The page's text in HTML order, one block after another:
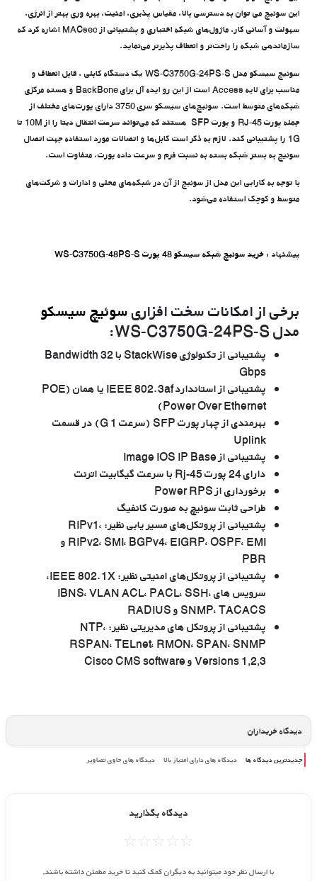
این سوئیچ می توان به دسترسی بالا، مقیاس پذیری، امنیت، بهره وری بهتر از انرژی،
سهولت و آسانی کار، ماژول‌های شبکه اختیاری و پشتیبانی از MACsec اشاره کرد که
سازماندهی شبکه را راحت‌تر و انعطاف پذیرتر می‌نماید.
سوئیچ سیسکو مدل WS-C3750G-24PS-S یک دستگاه کابلی ، قابل انعطاف و
مناسب برای لایه Access است از این رو ایده آل برای BackBone و هسته مرکزی
شبکه‌های متوسط است. سوئیچ‌های سیسکو سری 3750 دارای پورت‌های مختلف از
جمله پورت RJ-45 و پورت SFP هستند که می‌تواند سرعت انتقال دیتا را از 10M تا
1G را پشتیبانی کند. لازم به ذکر است کابل‌ها و اتصالات مورد استفاده جهت اتصال
سوئیچ به بستر شبکه بسته به نسبت فرم و سرعت داده پورت، متفاوت است.
با توجه به کارایی این مدل از سوئیچ از آن در شبکه‌های محلی و ادارات و شرکت‌های
متوسط و کوچک استفاده می‌شود.
پیشنهاد : خرید سوئیچ شبکه سیسکو 48 پورت WS-C3750G-48PS-S
برخی از امکانات سخت افزاریسوئیچ سیسکو
مدل WS-C3750G-24PS-S:
پشتیبانی از تکنولوژی StackWise با Bandwidth 32
Gbps
پشتیبانی از استاندارد IEEE 802.3af یا همان (POE
(Power Over Ethernet
بهرمندی از چهار پورت SFP (سرعت 1 G) در قسمت
Uplink
پشتیبانی از Image IOS IP Base
دارای 24 پورت Rj-45 با سرعت گیگابیت اترنت
برخورداری از Power RPS
طراحی ثابت سوئیچ به صورت کانفیگ
پشتیبانی از پروتکل‌های مسیر یابی نظیر: RIPv1،
RIPv2، SMI، BGPv4، EIGRP، OSPF، EMI و
PBR
پشتیبانی از پروتکل‌های امنیتی نظیر: IEEE 802.1X،
سرویس های IBNS، VLAN ACL، PACL، SSH،
SNMP، TACACS و RADIUS
پشتیبانی از پروتکل های مدیریتی نظیر: NTP،
RSPAN، TELnet، RMON، SPAN، SNMP
Versions 1,2,3 و Cisco CMS software
دیدگاه خریداران
جدیدترین دیدگاه ها دیدگاه های دارای امتیاز بالا دیدگاه های حاوی تصاویر
دیدگاه بگذارید
☆
☆
☆
☆
☆
با ارسال نظر خود میتوانید به دیگران کمک کنید تا خرید مطمئن داشته باشند.